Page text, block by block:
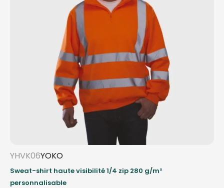
YHVK06YOKO
Sweat-shirt haute visibilité 1/4 zip 280 g/m²
personnalisable